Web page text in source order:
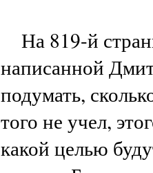
На 819-й
написанной
подумать,
того не учел,
какой целью